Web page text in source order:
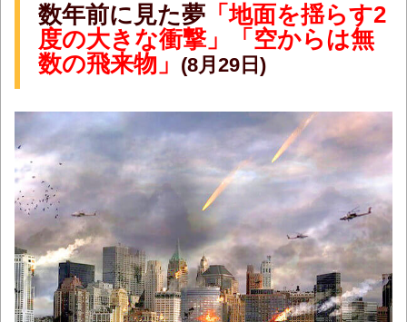
数年前に見た夢「地面を揺らす2
度の大きな衝撃」「空からは無
数の飛来物」 (8月29日)